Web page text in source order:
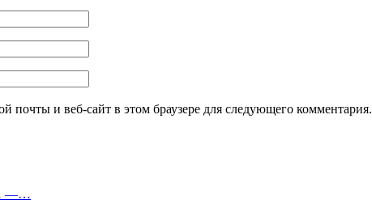
почты и веб-сайт в этом браузере для следующего комментария.
1 —…